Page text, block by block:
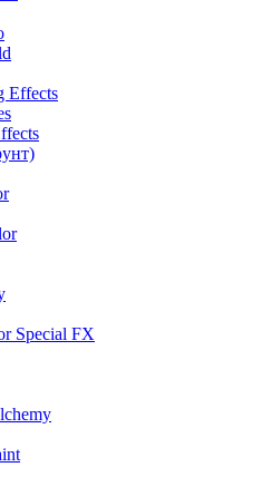
Effects
Special FX